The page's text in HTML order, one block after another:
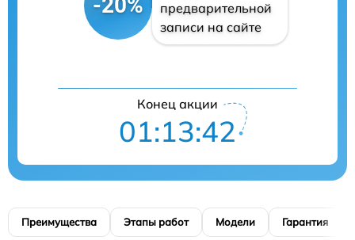
предварительной
записи на сайте
Конец акции
01:13:41
Преимущества Этапы работ Модели Гарантия